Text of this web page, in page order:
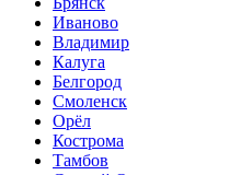
Иваново
Владимир
Калуга
Белгород
Смоленск
Орёл
Кострома
Тамбов